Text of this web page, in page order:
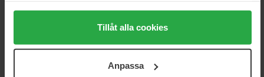
trycka på "Tillåt alla cookies" accepterar du alla cookies,
medan du under "Detaljer" kan anpassa användningen av
cookies. Du kan när som helst återkalla ditt samtycke.
Tillåt alla cookies
Anpassa